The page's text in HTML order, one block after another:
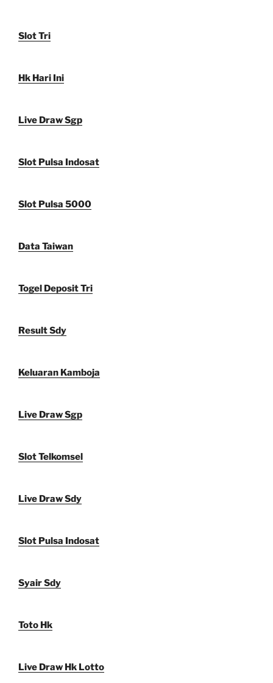
Slot Tri
Hk Hari Ini
Live Draw Sgp
Slot Pulsa Indosat
Slot Pulsa 5000
Data Taiwan
Togel Deposit Tri
Result Sdy
Keluaran Kamboja
Live Draw Sgp
Slot Telkomsel
Live Draw Sdy
Slot Pulsa Indosat
Syair Sdy
Toto Hk
Live Draw Hk Lotto